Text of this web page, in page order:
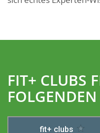
FIT+ CLUBS